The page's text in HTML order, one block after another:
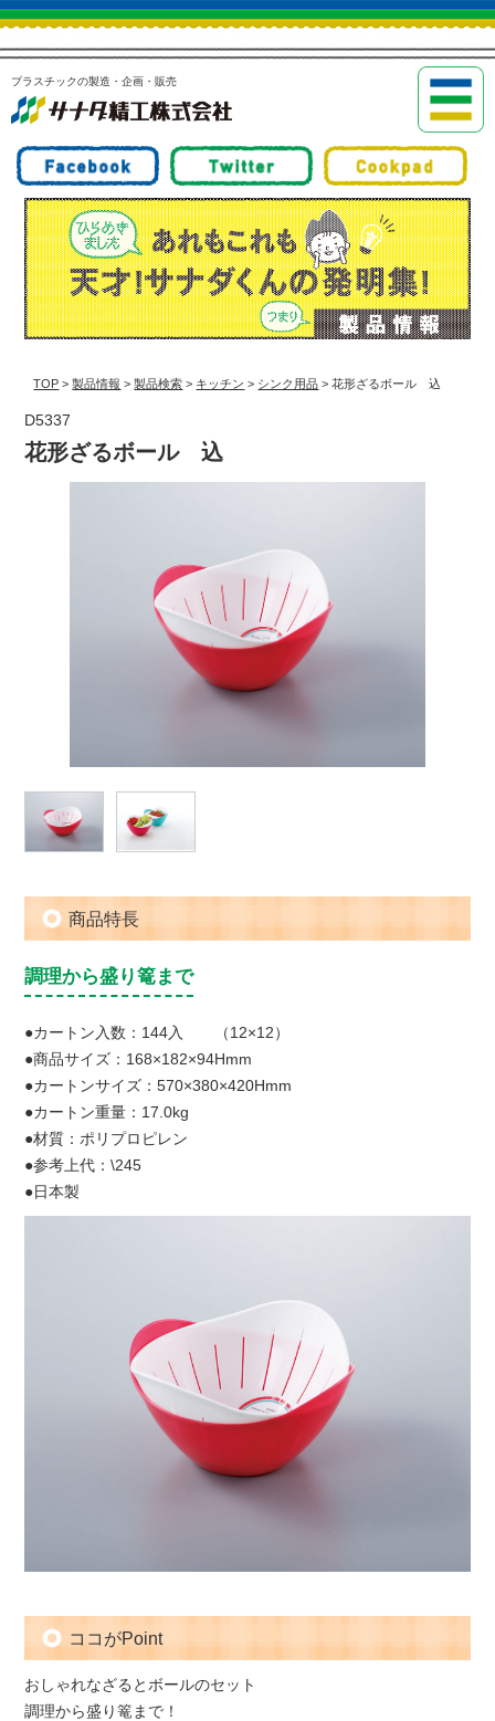
プラスチックの製造・企画・販売
TOP >製品情報 >製品検索 > キッチン > シンク用品 > 花形ざるボール 込
D5337
花形ざるボール 込
商品特長
調理から盛り篭まで
●カートン入数：144入 （12×12）
●商品サイズ：168×182×94Hmm
●カートンサイズ：570×380×420Hmm
●カートン重量：17.0kg
●材質：ポリプロピレン
●参考上代：\245
●日本製
ココがPoint
おしゃれなざるとボールのセット
調理から盛り篭まで！